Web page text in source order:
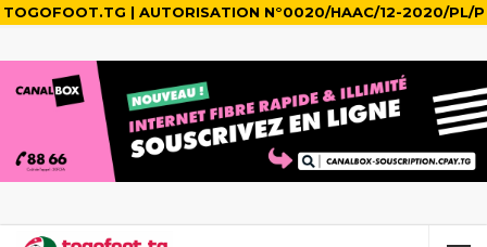
TOGOFOOT.TG | AUTORISATION N°0020/HAAC/12-2020/PL/P